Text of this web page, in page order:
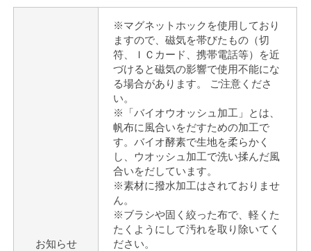
お知らせ
※マグネットホックを使用しており
ますので、磁気を帯びたもの（切
符、ＩＣカード、携帯電話等）を近
づけると磁気の影響で使用不能にな
る場合があります。 ご注意くださ
い。
※「バイオウオッシュ加工」とは、
帆布に風合いをだすための加工で
す。バイオ酵素で生地を柔らかく
し、ウオッシュ加工で洗い揉んだ風
合いをだしています。
※素材に撥水加工はされておりませ
ん。
※ブラシや固く絞った布で、軽くた
たくようにして汚れを取り除いてく
ださい。